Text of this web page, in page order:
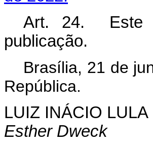
Art. 24. Este
publicação.
Brasília, 21 de
República.
LUIZ INÁCIO LULA
Esther Dweck